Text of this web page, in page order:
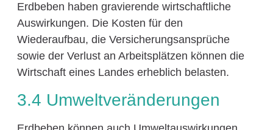
Erdbeben haben gravierende wirtschaftliche
Auswirkungen. Die Kosten für den
Wiederaufbau, die Versicherungsansprüche
sowie der Verlust an Arbeitsplätzen können die
Wirtschaft eines Landes erheblich belasten.
3.4 Umweltveränderungen